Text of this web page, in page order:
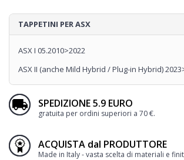
TAPPETINI PER ASX
ASX I 05.2010>2022
ASX II (anche Mild Hybrid / Plug-in Hybrid)
SPEDIZIONE 5.9 EURO
gratuita per ordini superiori a 70 €.
ACQUISTA dal PRODUTTORE
Made in Italy - vasta scelta di materiali e